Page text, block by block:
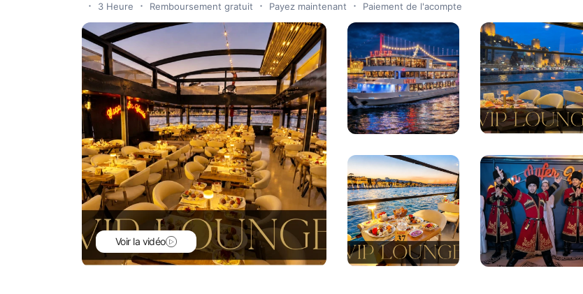
3 Heure Remboursement gratuit Payez maintenant Paiement de l'acompte
Voir la vidéo